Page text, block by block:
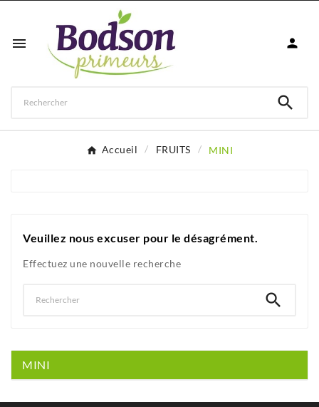
 

Accueil FRUITS MINI
Veuillez nous excuser pour le désagrément.
Effectuez une nouvelle recherche

MINI